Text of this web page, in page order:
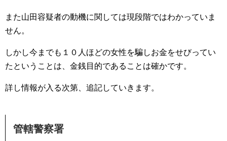
また山田容疑者の動機に関しては現段階ではわかっていま
せん。
しかし今までも１０人ほどの女性を騙しお金をせびってい
たということは、金銭目的であることは確かです。
詳し情報が入る次第、追記していきます。
管轄警察署